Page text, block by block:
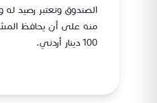
الصندوق وتعتبر رصيد
منه على أن يحافظ
100 دينار أردني.